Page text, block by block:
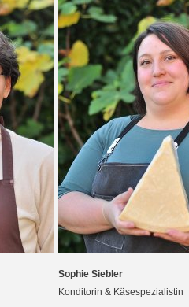
Sophie Siebler
Konditorin & Käsespezialistin